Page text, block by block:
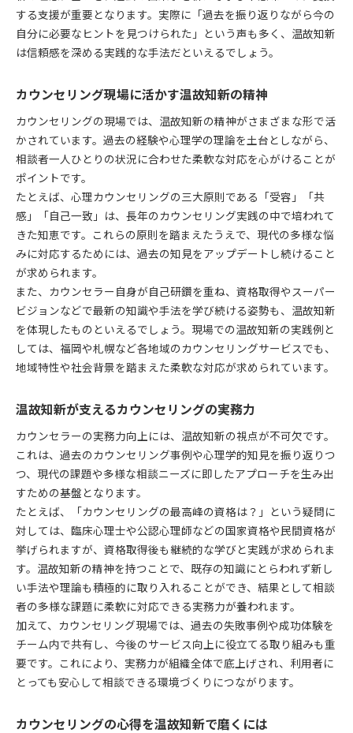
する支援が重要となります。実際に「過去を振り返りながら今の
自分に必要なヒントを見つけられた」という声も多く、温故知新
は信頼感を深める実践的な手法だといえるでしょう。
カウンセリング現場に活かす温故知新の精神
カウンセリングの現場では、温故知新の精神がさまざまな形で活
かされています。過去の経験や心理学の理論を土台としながら、
相談者一人ひとりの状況に合わせた柔軟な対応を心がけることが
ポイントです。
たとえば、心理カウンセリングの三大原則である「受容」「共
感」「自己一致」は、長年のカウンセリング実践の中で培われて
きた知恵です。これらの原則を踏まえたうえで、現代の多様な悩
みに対応するためには、過去の知見をアップデートし続けること
が求められます。
また、カウンセラー自身が自己研鑽を重ね、資格取得やスーパー
ビジョンなどで最新の知識や手法を学び続ける姿勢も、温故知新
を体現したものといえるでしょう。現場での温故知新の実践例と
しては、福岡や札幌など各地域のカウンセリングサービスでも、
地域特性や社会背景を踏まえた柔軟な対応が求められています。
温故知新が支えるカウンセリングの実務力
カウンセラーの実務力向上には、温故知新の視点が不可欠です。
これは、過去のカウンセリング事例や心理学的知見を振り返りつ
つ、現代の課題や多様な相談ニーズに即したアプローチを生み出
すための基盤となります。
たとえば、「カウンセリングの最高峰の資格は？」という疑問に
対しては、臨床心理士や公認心理師などの国家資格や民間資格が
挙げられますが、資格取得後も継続的な学びと実践が求められま
す。温故知新の精神を持つことで、既存の知識にとらわれず新し
い手法や理論も積極的に取り入れることができ、結果として相談
者の多様な課題に柔軟に対応できる実務力が養われます。
加えて、カウンセリング現場では、過去の失敗事例や成功体験を
チーム内で共有し、今後のサービス向上に役立てる取り組みも重
要です。これにより、実務力が組織全体で底上げされ、利用者に
とっても安心して相談できる環境づくりにつながります。
カウンセリングの心得を温故知新で磨くには